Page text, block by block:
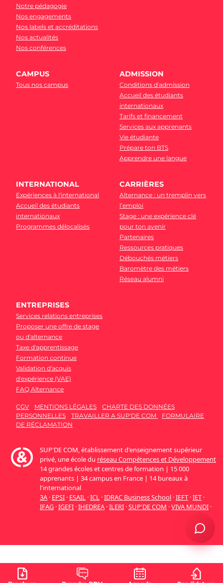
Notre pédagogie
Nos engagements
Nos labels et accréditations
Nos actualités
Nos conférences
CAMPUS
Tous nos campus
ADMISSION
Conditions d'admission
Accueil des étudiants
internationaux
Tarifs et financement
Services aux apprenants
Vie étudiante
Prépare ton BTS
Apprendre une langue
INTERNATIONAL
Expériences à l'international
Accueil des étudiants
internationaux
Programmes délocalisés
CARRIÈRES
Alternance : un tremplin vers
l’emploi
Stage : une expérience clé
pour ton avenir
Partenaires
Ressources pratiques
Débouchés métiers
Baromètre des métiers
Réseau alumni
ENTREPRISES
Services relations entreprises
Proposer une offre de stage
ou d'alternance
Taxe d'apprentissage
Formation continue
Validation d'acquis
d'expérience (VAE)
FAQ Alternance
CGV MENTIONS LÉGALES
CHARTE DES DONNÉES
PERSONNELLES
TRAVAILLER A SUP'DE COM
FORMULAIRE
DE RÉCLAMATION